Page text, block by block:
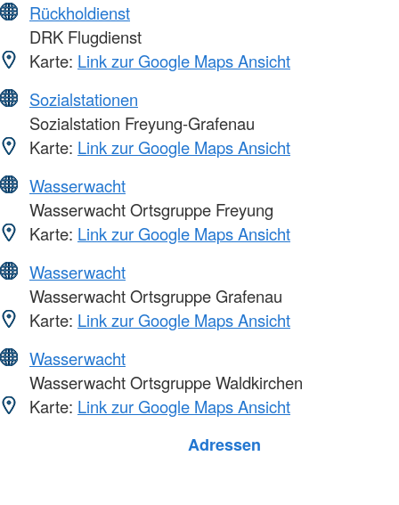
Rückholdienst
DRK Flugdienst
Karte: Link zur Google Maps Ansicht
Sozialstationen
Sozialstation Freyung-Grafenau
Karte: Link zur Google Maps Ansicht
Wasserwacht
Wasserwacht Ortsgruppe Freyung
Karte: Link zur Google Maps Ansicht
Wasserwacht
Wasserwacht Ortsgruppe Grafenau
Karte: Link zur Google Maps Ansicht
Wasserwacht
Wasserwacht Ortsgruppe Waldkirchen
Karte: Link zur Google Maps Ansicht
Adressen